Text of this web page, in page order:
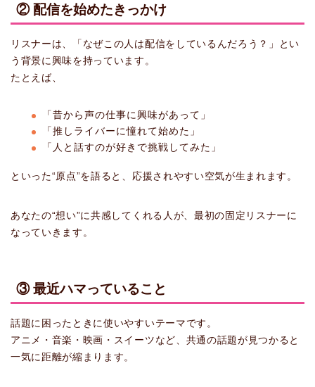
② 配信を始めたきっかけ
リスナーは、「なぜこの人は配信をしているんだろう？」とい
う背景に興味を持っています。
たとえば、
「昔から声の仕事に興味があって」
「推しライバーに憧れて始めた」
「人と話すのが好きで挑戦してみた」
といった“原点”を語ると、応援されやすい空気が生まれます。
あなたの“想い”に共感してくれる人が、最初の固定リスナーに
なっていきます。
③ 最近ハマっていること
話題に困ったときに使いやすいテーマです。
アニメ・音楽・映画・スイーツなど、共通の話題が見つかると
一気に距離が縮まります。